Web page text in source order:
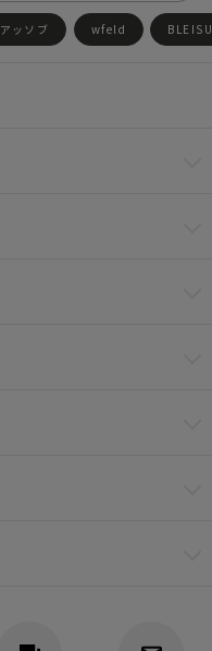
アッソブ wfeld